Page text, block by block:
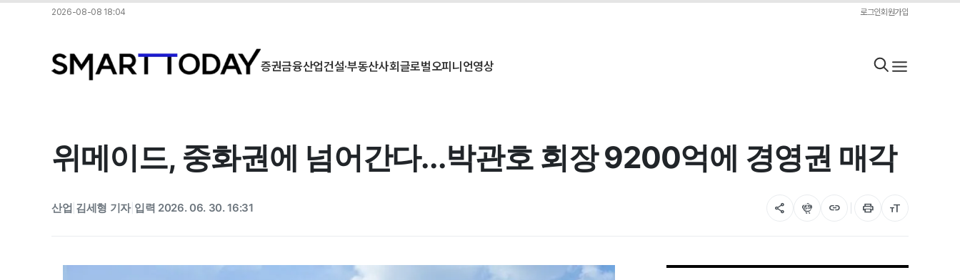
2026-08-08 18:04 로그인회원가입
증권금융산업건설·부동산사회글로벌오피니언영상
위메이드, 중화권에 넘어간다...박관호 회장 9200억에 경영권 매각
산업 김세형 기자| 입력 2026. 06. 30. 16:31 share flutter_dash link print format_size